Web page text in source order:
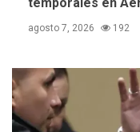
agosto 7, 2026 192